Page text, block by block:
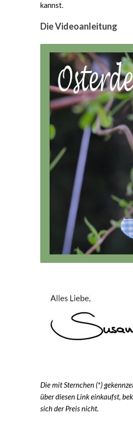
kannst.
Die Videoanleitung
Die mit Sternchen (*)
über diesen Link einkaufst,
sich der Preis nicht.